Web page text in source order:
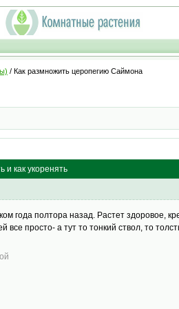
/ Как размножить церопегию Саймона
и как укоренять
года полтора назад. Растет здоровое,
все просто- а тут то тонкий ствол, то